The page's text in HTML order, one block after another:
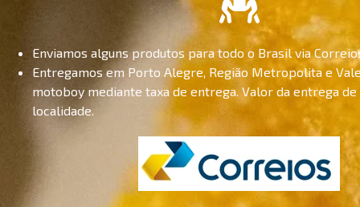
Enviamos alguns produtos para todo o Brasil via
Entregamos em Porto Alegre, Região Metropolita e
motoboy mediante taxa de entrega. Valor da entrega de
localidade.